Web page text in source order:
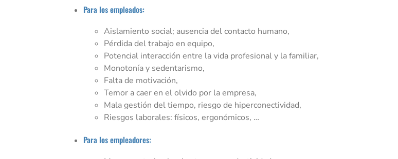
Para los empleados:
Aislamiento social; ausencia del contacto humano,
Pérdida del trabajo en equipo,
Potencial interacción entre la vida profesional y la familiar,
Monotonía y sedentarismo,
Falta de motivación,
Temor a caer en el olvido por la empresa,
Mala gestión del tiempo, riesgo de hiperconectividad,
Riesgos laborales: físicos, ergonómicos, …
Para los empleadores: